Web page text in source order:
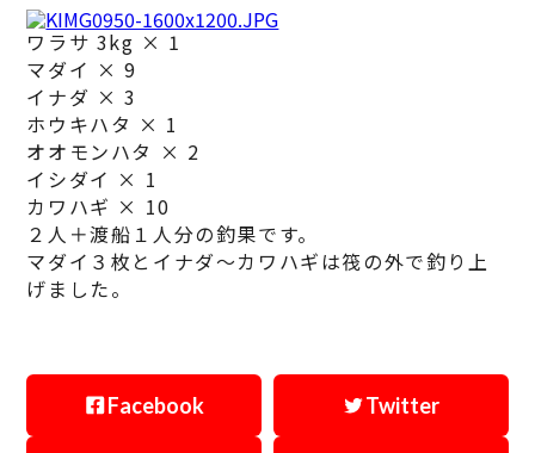
ワラサ 3kg × 1
マダイ × 9
イナダ × 3
ホウキハタ × 1
オオモンハタ × 2
イシダイ × 1
カワハギ × 10
２人＋渡船１人分の釣果です。
マダイ３枚とイナダ～カワハギは筏の外で釣り上
げました。
Facebook Twitter